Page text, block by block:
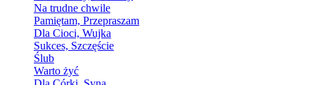
Na trudne chwile
Pamiętam, Przepraszam
Dla Cioci, Wujka
Sukces, Szczęście
Ślub
Warto żyć